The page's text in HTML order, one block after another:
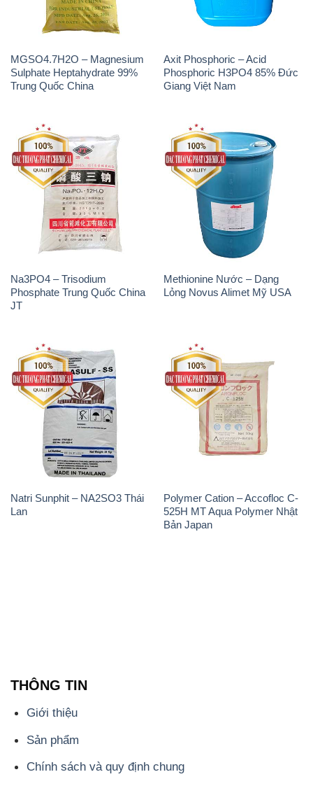
MGSO4.7H2O – Magnesium
Sulphate Heptahydrate 99%
Trung Quốc China
Axit Phosphoric – Acid
Phosphoric H3PO4 85% Đức
Giang Việt Nam
Na3PO4 – Trisodium
Phosphate Trung Quốc China
JT
Methionine Nước – Dạng
Lỏng Novus Alimet Mỹ USA
Natri Sunphit – NA2SO3 Thái
Lan
Polymer Cation – Accofloc C-
525H MT Aqua Polymer Nhật
Bản Japan
THÔNG TIN
Giới thiệu
Sản phẩm
Chính sách và quy định chung